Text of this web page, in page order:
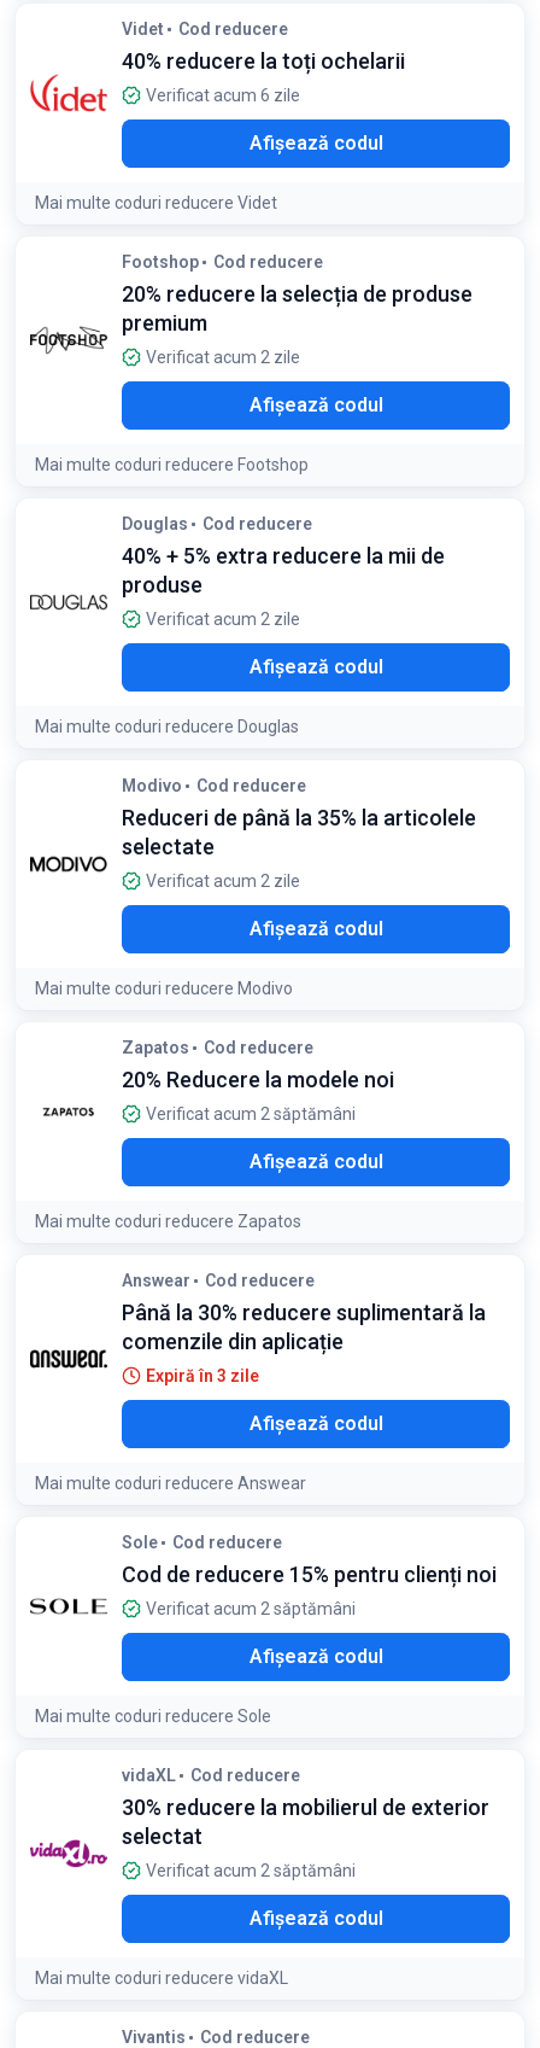
Videt Cod reducere
40% reducere la toți ochelarii
Verificat acum 6 zile
Afișează codul
Mai multe coduri reducere Videt
Oferta se aplică tuturor ochelarilor, atât online cât și în
showroom-uri
Footshop Cod reducere
20% reducere la selecția de produse
premium
Verificat acum 2 zile
Afișează codul
Mai multe coduri reducere Footshop
Douglas Cod reducere
40% + 5% extra reducere la mii de
produse
Verificat acum 2 zile
Afișează codul
Mai multe coduri reducere Douglas
minim 399 lei
Modivo Cod reducere
Reduceri de până la 35% la articolele
selectate
Verificat acum 2 zile
Afișează codul
Mai multe coduri reducere Modivo
Reducere la produsele selectate pentru cumpărături de
minimum 389 lei
Zapatos Cod reducere
20% Reducere la modele noi
Verificat acum 2 săptămâni
Afișează codul
Mai multe coduri reducere Zapatos
produsele participante
Answear Cod reducere
Până la 30% reducere suplimentară la
comenzile din aplicație
Expiră în 3 zile
Afișează codul
Mai multe coduri reducere Answear
Sole Cod reducere
Cod de reducere 15% pentru clienți noi
Verificat acum 2 săptămâni
Afișează codul
Mai multe coduri reducere Sole
vidaXL Cod reducere
30% reducere la mobilierul de exterior
selectat
Verificat acum 2 săptămâni
Afișează codul
Mai multe coduri reducere vidaXL
Detaliile ofertei:
Oferte la mobilier de exterior pentru o
Vivantis Cod reducere